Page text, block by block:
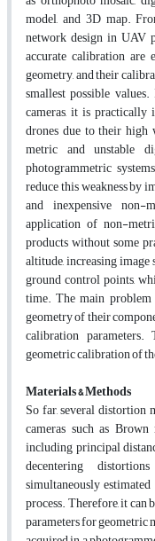
model, and 3D map.
network design in UAV
accurate calibration are
geometry, and their
smallest possible
cameras, it is
drones due to their high
metric and unstable
photogrammetric
reduce this weakness
and inexpensive non-
application of non-
products without some
altitude, increasing
ground control points,
time. The main
geometry of their
calibration
geometric calibration of
Materials & Methods
So far, several distortion
cameras such as
including principal
decentering
simultaneously
process. Therefore, it can
parameters for geometric